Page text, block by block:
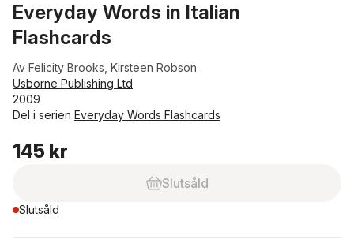
Everyday Words in Italian
Flashcards
Av Felicity Brooks Kirsteen Robson
Usborne Publishing Ltd
2009
Del i serien Everyday Words Flashcards
145 kr
Slutsåld
Slutsåld